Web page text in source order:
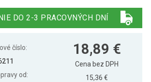
DO 2-3 PRACOVNÝCH DNÍ
číslo:
od:
18,89 €
Cena bez DPH
15,36 €